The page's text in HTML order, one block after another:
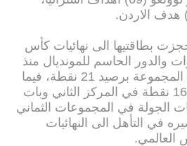
بطاقتيها الى نهائيات كأس
والدور الحاسم للمونديال منذ
الجولة الماضية، صدارة المجموعة برصيد 21 نقطة، فيما
تجمد رصيد الاردن عند 16 نقطة في المركز الثاني وبات
الجولة في المجموعات الثماني
في التأهل الى النهائيات
العالمي.